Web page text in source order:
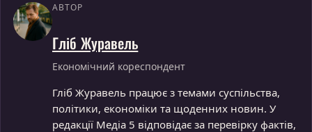
АВТОР
Гліб Журавель
Економічний кореспондент
Гліб Журавель працює з темами суспільства,
політики, економіки та щоденних новин. У
редакції Медіа 5 відповідає за перевірку фактів,